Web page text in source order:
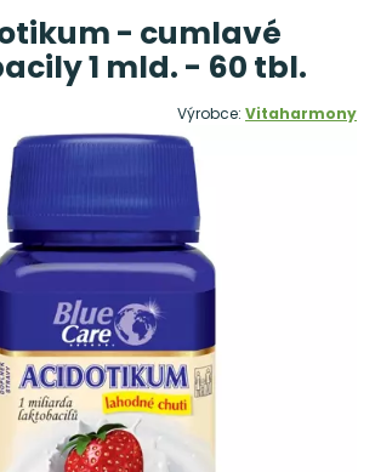
- cumlavé
1 mld. - 60 tbl.
Výrobce: Vitaharmony